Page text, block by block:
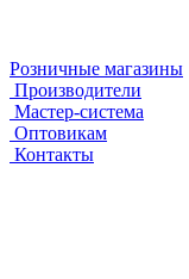
Розничные магазины
Производители
Мастер-система
Оптовикам
Контакты